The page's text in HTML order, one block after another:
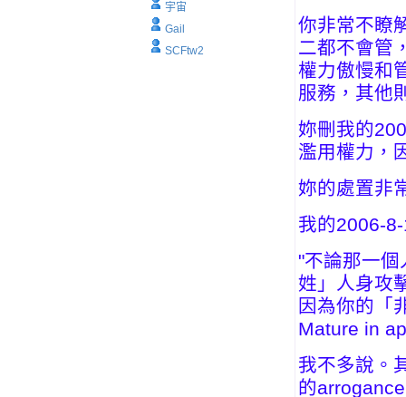
宇宙
Gail
SCFtw2
你非常不瞭
二都不會管
權力傲慢和
服務，其他
妳刪我的
濫用權力，
妳的處置非
我的2006-
"不論那一
姓」人身攻
因為你的「
Mature in
我不多說。
的